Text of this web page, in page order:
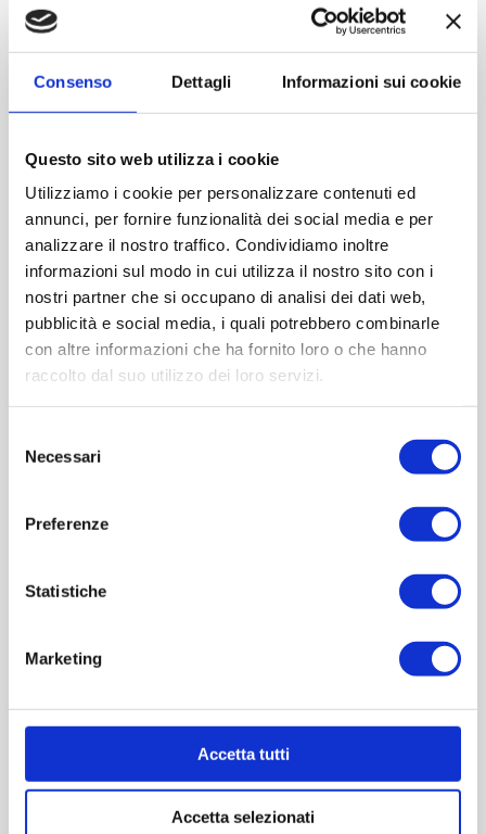
Consenso Dettagli Informazioni sui cookie
Questo sito web utilizza i cookie
Utilizziamo i cookie per personalizzare contenuti ed
annunci, per fornire funzionalità dei social media e per
analizzare il nostro traffico. Condividiamo inoltre
informazioni sul modo in cui utilizza il nostro sito con i
nostri partner che si occupano di analisi dei dati web,
pubblicità e social media, i quali potrebbero combinarle
con altre informazioni che ha fornito loro o che hanno
raccolto dal suo utilizzo dei loro servizi.
delNecessari
Preferenze
Statistiche
Marketing
Accetta tutti
Accetta selezionati
Contattaci
Imboccatura:T.guala
Peso (gr):500
Diametro (mm):0
Altezza (mm):236
Larghezza (mm):84
Quantità per imballo (ordine minimo 1 collo):1360
Cod.: VS8139
Please select the address you want to ship to
REVIEWS